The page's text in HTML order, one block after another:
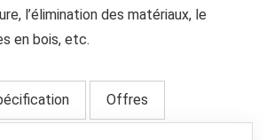
l’élimination des matériaux, le
en bois, etc.
Offres